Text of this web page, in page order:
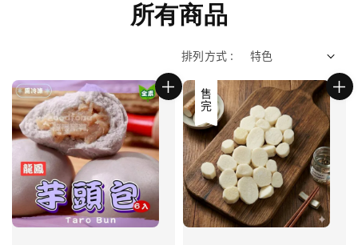
所有商品
排列方式 :
售完